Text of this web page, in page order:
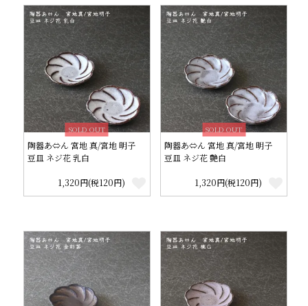
SOLD OUT
陶器あ⇔ん 宮地 真/宮地 明子
豆皿 ネジ花 乳白
1,320円(税120円)
SOLD OUT
陶器あ⇔ん 宮地 真/宮地 明子
豆皿 ネジ花 艶白
1,320円(税120円)